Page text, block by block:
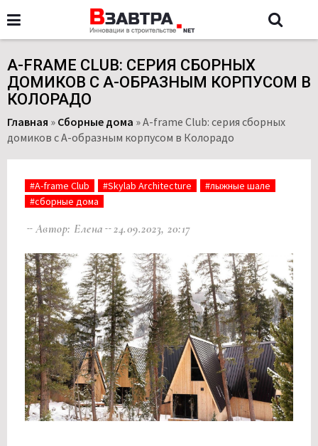
A-FRAME CLUB: СЕРИЯ СБОРНЫХ
ДОМИКОВ С А-ОБРАЗНЫМ КОРПУСОМ В
КОЛОРАДО
Главная » Сборные дома »A-frame Club: серия сборных
домиков с А-образным корпусом в Колорадо
#A-frame Club #Skylab Architecture
#лыжные шале
#сборные дома
Автор: Елена 24.09.2023, 20:17